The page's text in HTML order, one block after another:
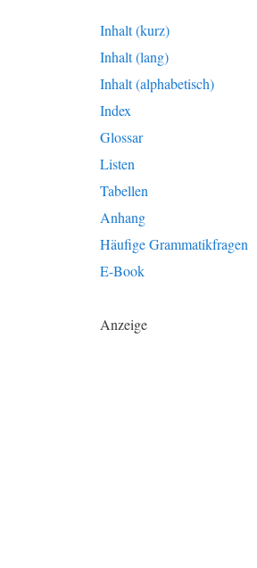
Inhalt (kurz)
Inhalt (lang)
Inhalt (alphabetisch)
Index
Glossar
Listen
Tabellen
Anhang
Häufige Grammatikfragen
E-Book
Anzeige